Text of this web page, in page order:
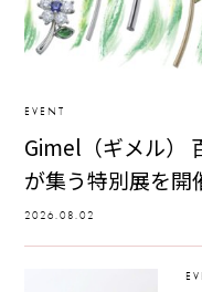
EVENT
Gimel（ギメル）
が集う特別展を開
2026.08.02